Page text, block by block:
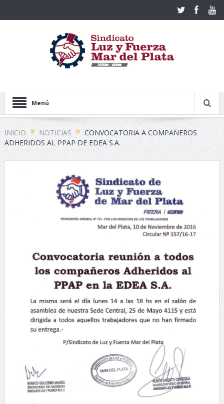
Menú
INICIO NOTICIAS
CONVOCATORIA A COMPAÑEROS
ADHERIDOS AL PPAP DE EDEA S.A.